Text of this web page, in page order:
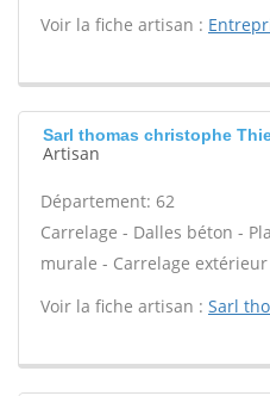
Voir la fiche artisan :
Sarl thomas christophe
Artisan
Département: 62
Carrelage - Dalles béton -
murale - Carrelage
Voir la fiche artisan : Sarl